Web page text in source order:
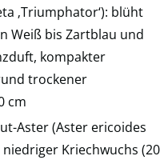
‚Triumphator‘): blüht
Weiß bis Zartblau und
kompakter
trockener
cm
Aster (Aster ericoides
Kriechwuchs (20